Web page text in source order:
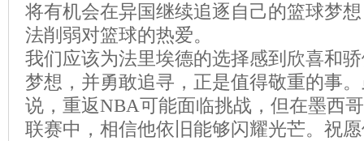
将有机会在异国继续追逐自己的篮球梦
法削弱对篮球的热爱。
我们应该为法里埃德的选择感到欣喜和
梦想，并勇敢追寻，正是值得敬重的事
说，重返NBA可能面临挑战，但在墨西
联赛中，相信他依旧能够闪耀光芒。祝